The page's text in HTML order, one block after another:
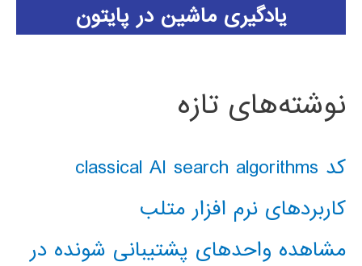
یادگیری ماشین در پایتون
نوشته‌های تازه
کد classical AI search algorithms
کاربردهای نرم افزار متلب
مشاهده واحدهای پشتیبانی شونده در